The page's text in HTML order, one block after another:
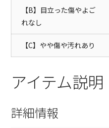
【B】目立った傷やよご
れなし
【C】やや傷や汚れあり
アイテム説明
詳細情報